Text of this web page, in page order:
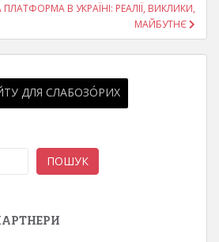
В УКРАЇНІ: РЕАЛІЇ, ВИКЛИКИ,
МАЙБУТНЄ
ДЛЯ СЛАБОЗО́РИХ
ПОШУК